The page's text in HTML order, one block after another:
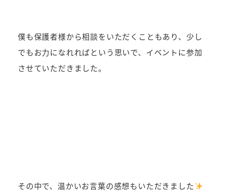
僕も保護者様から相談をいただくこともあり、少し
でもお力になれればという思いで、イベントに参加
させていただきました。
その中で、温かいお言葉の感想もいただきました